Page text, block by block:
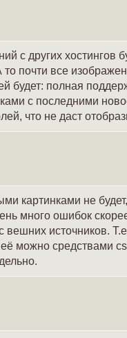
с других хостингов
почти все
полная
с последними
что не даст
картинками не
много ошибок
вешних источников.
можно средствами